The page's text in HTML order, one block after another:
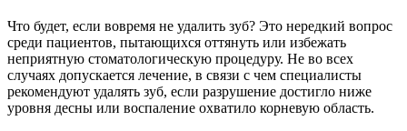
Что будет, если вовремя не удалить зуб? Это нередкий вопрос
среди пациентов, пытающихся оттянуть или избежать
неприятную стоматологическую процедуру. Не во всех
случаях допускается лечение, в связи с чем специалисты
рекомендуют удалять зуб, если разрушение достигло ниже
уровня десны или воспаление охватило корневую область.